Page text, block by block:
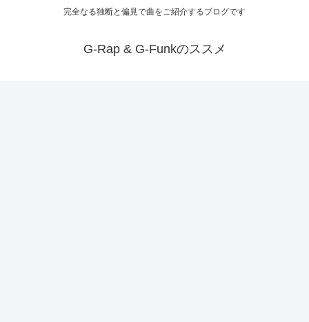
完全なる独断と偏見で曲をご紹介するブログです
G-Rap & G-Funkのススメ